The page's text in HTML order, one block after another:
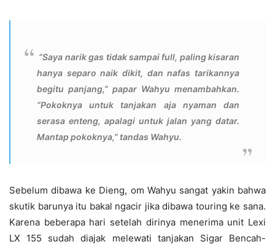
“Saya narik gas tidak sampai full, paling kisaran
hanya separo naik dikit, dan nafas tarikannya
begitu panjang,” papar Wahyu menambahkan.
“Pokoknya untuk tanjakan aja nyaman dan
serasa enteng, apalagi untuk jalan yang datar.
Mantap pokoknya,” tandas Wahyu.
Sebelum dibawa ke Dieng, om Wahyu sangat yakin bahwa
skutik barunya itu bakal ngacir jika dibawa touring ke sana.
Karena beberapa hari setelah dirinya menerima unit Lexi
LX 155 sudah diajak melewati tanjakan Sigar Bencah-